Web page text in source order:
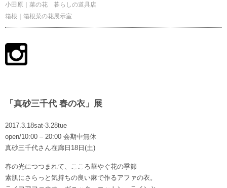
小田原｜菜の花 暮らしの道具店
箱根｜箱根菜の花展示室
「真砂三千代 春の衣」展
2017.3.18sat-3.28tue
open/10:00 – 20:00 会期中無休
真砂三千代さん在廊日18日(土)
春の光につつまれて、こころ華やぐ花の季節
素肌にさらっと気持ちの良い麻で作るアファの衣。